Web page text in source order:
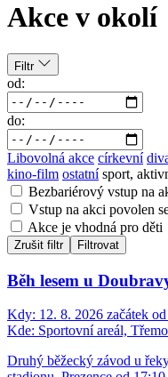
Akce v okolí
Filtr
od:
do:
Libovolná akce církevní
kino-film ostatní sport,
Bezbariérový vstup na
Vstup na akci povolen
Akce je vhodná pro děti
Zrušit filtr Filtrovat
Běh lesem u
Kdy: 12. 8. 2026 začátek
Kde: Sportovní areál,
Druhý běžecký závod u